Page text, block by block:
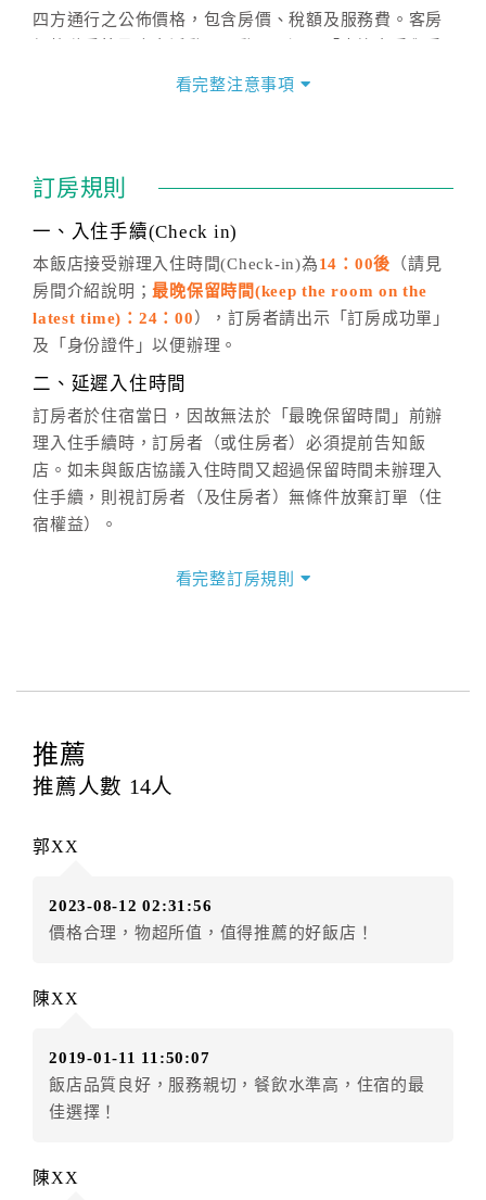
四方通行之公佈價格，包含房價、稅額及服務費。客房
價」之當日價格為標準。
通行「客服聯絡單」提出申辦，四方通行
話方式異動訂單。
※非客服時間之申辦異動，皆為次日計算及辦理。
五、客服時間
週一至週日，上午9:00～晚上6:00
六、聯絡方式
(07)9682715 。
看完整注意事項
訂房規則
一、入住手續(Check in)
本飯店接受辦理入住時間(Check-in)為14：00後 （請見
房間介紹說明；最晚保留時間(keep the room on the
latest time)：24：00），訂房者請出示「訂房成功單」
及「身份證件」以便辦理。
二、延遲入住時間
訂房者於住宿當日，因故無法於「最晚保留時間」前辦
理入住手續時，訂房者（或住房者）必須提前告知飯
店。如未與飯店協議入住時間又超過保留時間未辦理入
住手續，則視訂房者（及住房者）無條件放棄訂單（住
宿權益）。
四、訂單異動
提出申辦不得異動訂單。
每筆訂單異動限定
辦理取消退款。
房者應補足差額。（限原訂飯店）
房者不得要求退其差額。（限原訂飯店）
額3個月
．訂房者使用「保留住宿金額」時，請注意！為避免飯
店客滿，敬請及早計畫，如逾時未提出申辦，視同無條
件放棄訂單（住宿權益）。 （限原訂飯店使用）
得辦理取消退款。
看完整訂房規則
推薦
推薦人數 14人
郭XX
2023-08-12 02:31:56
價格合理，物超所值，值得推薦的好飯店！
陳XX
2019-01-11 11:50:07
飯店品質良好，服務親切，餐飲水準高，住宿的最
佳選擇！
陳XX